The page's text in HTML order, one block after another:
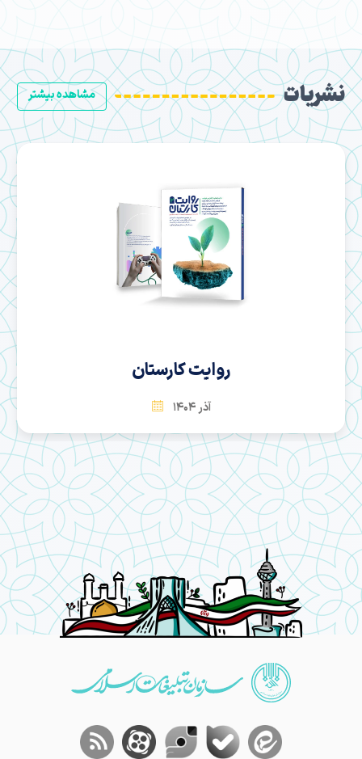
مشاهده بیشتر نشریات
روایت کارستان
آذر 1404